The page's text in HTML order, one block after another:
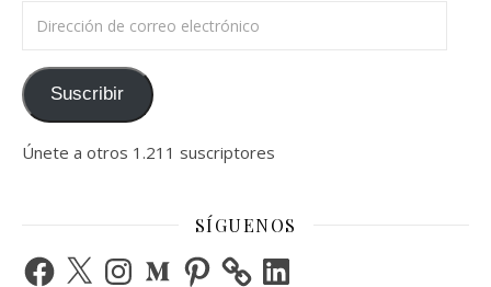
Suscribir
Únete a otros 1.211 suscriptores
SÍGUENOS
Facebook
X InstagramMediumPinterest LinkedIn